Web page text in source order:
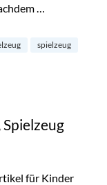
…
für Kinder“
spielzeug
für Kinder